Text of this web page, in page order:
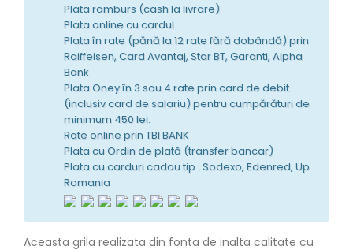
Plata ramburs (cash la livrare)
Plata online cu cardul
Plata în rate (pănă la 12 rate fără dobândă) prin
Raiffeisen, Card Avantaj, Star BT, Garanti, Alpha
Bank
Plata Oney în 3 sau 4 rate prin card de debit
(inclusiv card de salariu) pentru cumpărături de
minimum 450 lei.
Rate online prin TBI BANK
Plata cu Ordin de plată (transfer bancar)
Plata cu carduri cadou tip : Sodexo, Edenred, Up
Romania
Aceasta grila realizata din fonta de inalta calitate cu